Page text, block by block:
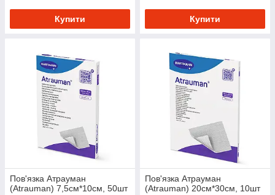
Купити Купити
Пов'язка Атрауман
(Atrauman) 7,5см*10см, 50шт
Пов'язка Атрауман
(Atrauman) 20см*30см, 10шт